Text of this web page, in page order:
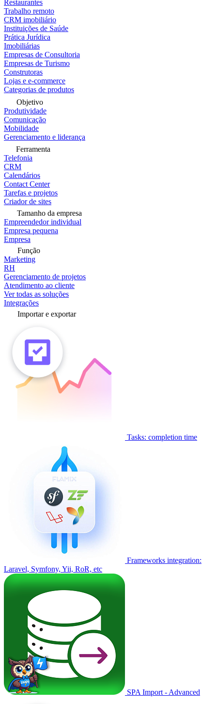
Restaurantes
Trabalho remoto
CRM imobiliário
Instituições de Saúde
Prática Jurídica
Imobiliárias
Empresas de Consultoria
Empresas de Turismo
Construtoras
Lojas e e-commerce
Categorias de produtos
Objetivo
Produtividade
Comunicação
Mobilidade
Gerenciamento e liderança
Ferramenta
Telefonia
CRM
Calendários
Contact Center
Tarefas e projetos
Criador de sites
Tamanho da empresa
Empreendedor individual
Empresa pequena
Empresa
Função
Marketing
RH
Gerenciamento de projetos
Atendimento ao cliente
Ver todas as soluções
Integrações
Importar e exportar
Tasks: completion time
Frameworks integration:
Laravel, Symfony, Yii, RoR, etc
SPA Import - Advanced